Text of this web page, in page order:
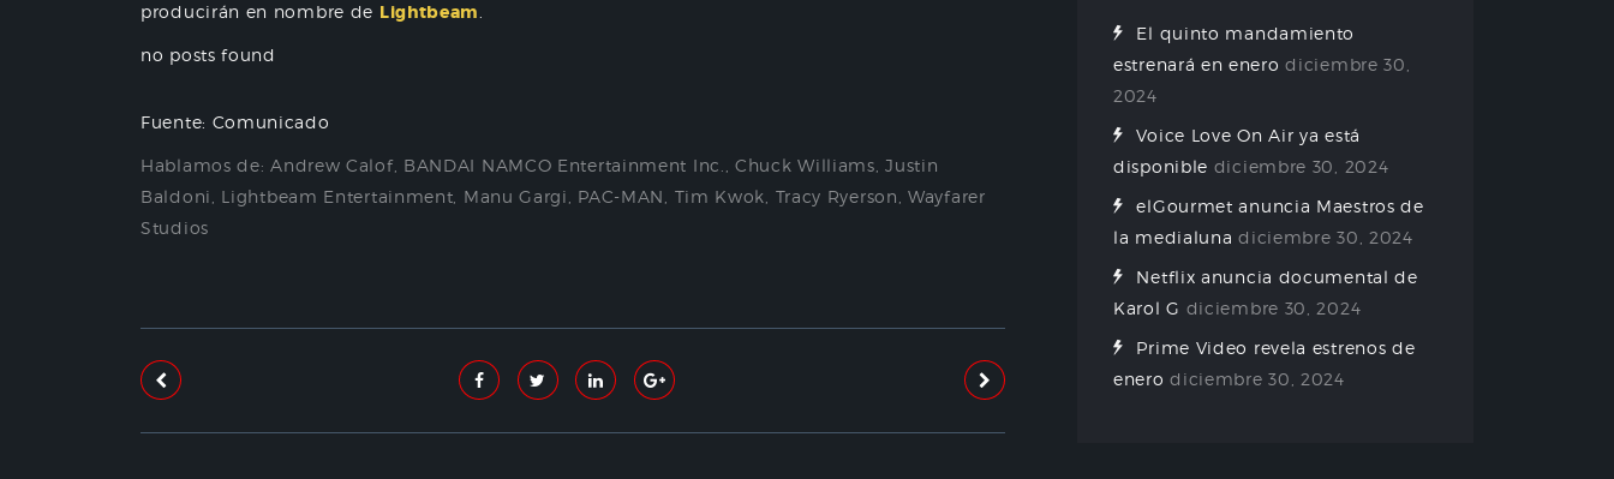
producirán en nombre de Lightbeam
no posts found
Fuente: Comunicado
Hablamos de:Andrew Calof, BANDAI NAMCO Entertainment Inc. ,Chuck Williams ,Justin
Baldoni
Lightbeam Entertainment Manu Gargi PAC-MAN Tim Kwok Tracy Ryerson ,Wayfarer
Studios
El quinto mandamiento
estrenará en enero diciembre 30,
2024
Voice Love On Air ya está
disponible diciembre 30, 2024
elGourmet anuncia Maestros de
la medialuna diciembre 30, 2024
Netflix anuncia documental de
Karol G diciembre 30, 2024
Prime Video revela estrenos de
enero diciembre 30, 2024